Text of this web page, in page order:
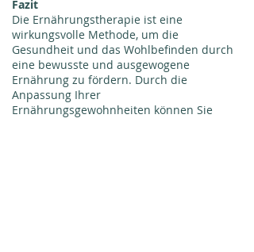
Fazit
Die Ernährungstherapie ist eine
wirkungsvolle Methode, um die
Gesundheit und das Wohlbefinden durch
eine bewusste und ausgewogene
Ernährung zu fördern. Durch die
Anpassung Ihrer
Ernährungsgewohnheiten können Sie